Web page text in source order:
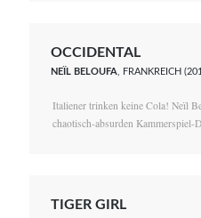
OCCIDENTAL
NEÏL BELOUFA , FRANKREICH
Italiener trinken keine Cola! Neïl
chaotisch-absurden Kammerspiel-
TIGER GIRL